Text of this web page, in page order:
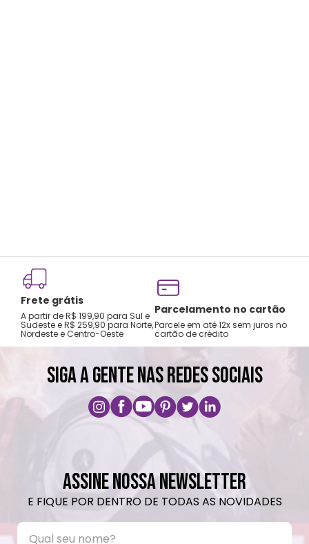
Frete grátis
A partir de R$ 199,90 para Sul e
Sudeste e R$ 259,90 para Norte,
Nordeste e Centro-Oeste
Parcelamento no cartão
Parcele em até 12x sem juros no
cartão de crédito
SIGA A GENTE NAS REDES SOCIAIS
ASSINE NOSSA NEWSLETTER
E FIQUE POR DENTRO DE TODAS AS NOVIDADES